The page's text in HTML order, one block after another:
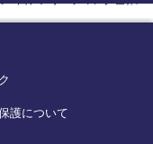
護について